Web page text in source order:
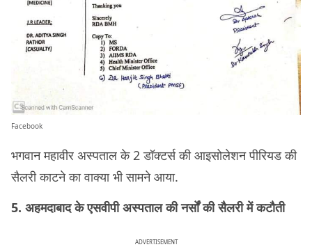
Facebook
भगवान महावीर अस्पताल के 2 डॉक्टर्स की आइसोलेशन पीरियड की
सैलरी काटने का वाक्या भी सामने आया.
5. अहमदाबाद के एसवीपी अस्पताल की नर्सों की सैलरी में कटौती
ADVERTISEMENT